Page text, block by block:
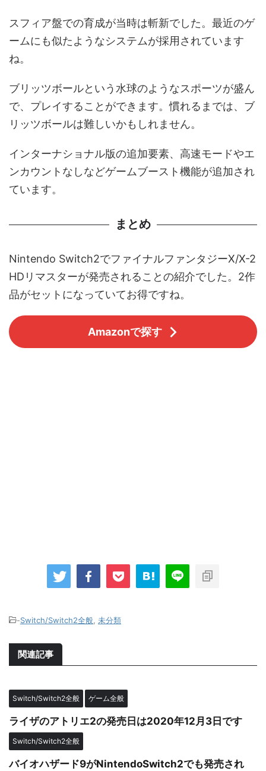
スフィア盤での育成が当時は斬新でした。最近のゲ
ームにも似たようなシステムが採用されています
ね。
ブリッツボールという水球のようなスポーツが盛ん
で、プレイすることができます。慣れるまでは、ブ
リッツボールは難しいかもしれません。
インターナショナル版の追加要素、高速モードやエ
ンカウントなしなどゲームブースト機能が追加され
ています。
まとめ
Nintendo Switch2でファイナルファンタジーX/X-2
HDリマスターが発売されることの紹介でした。2作
品がセットになっていてお得ですね。
Amazonで探す
-Switch/Switch2全般, 未分類
関連記事
Switch/Switch2全般 ゲーム全般
ライザのアトリエ2の発売日は2020年12月3日です
Switch/Switch2全般
バイオハザード9がNintendoSwitch2でも発売され